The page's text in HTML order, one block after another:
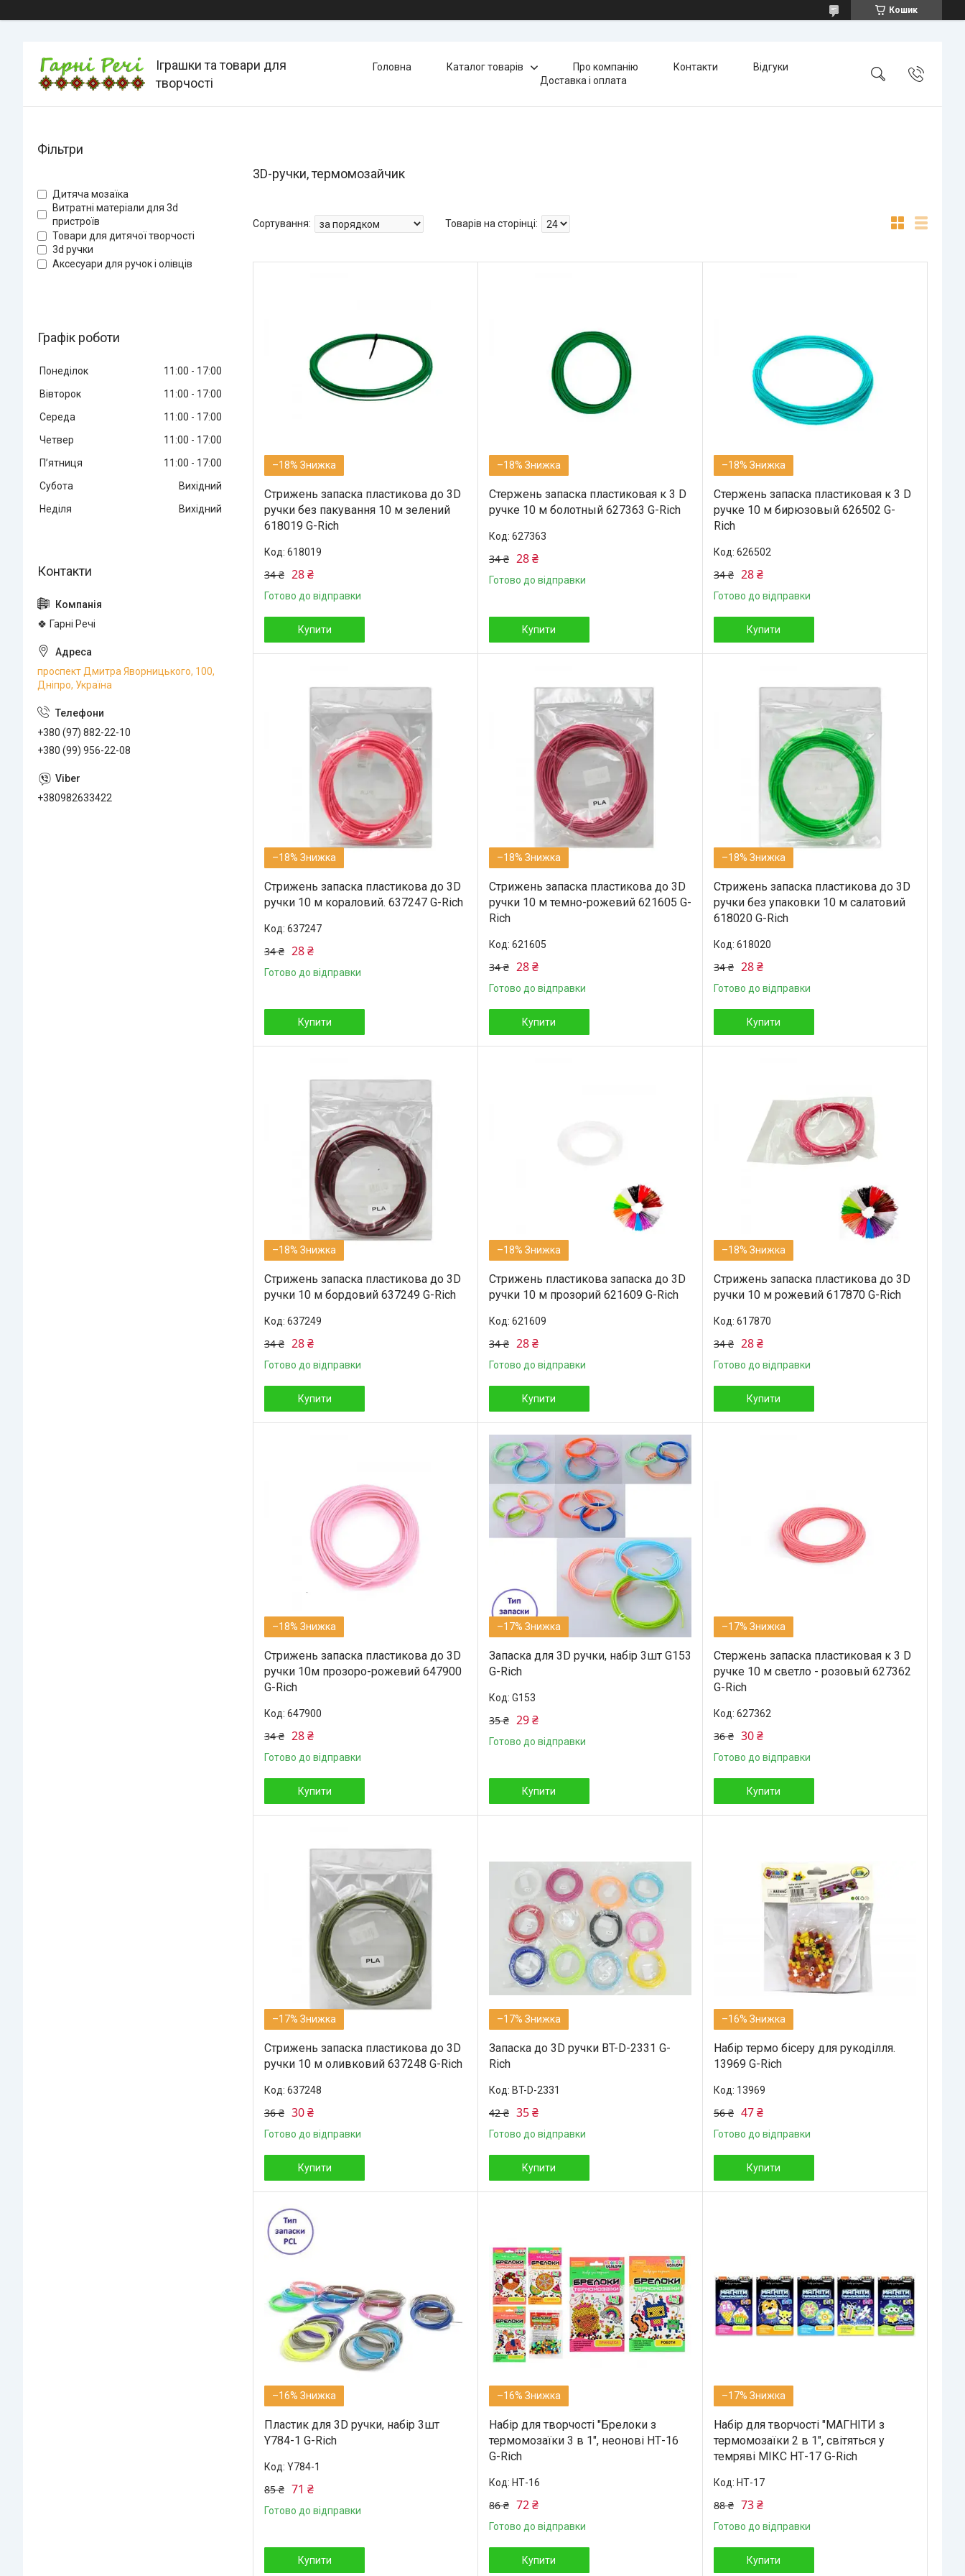
Кошик
Іграшки та товари для
творчості
Головна Каталог товарів Про компанію Контакти
Відгуки
Доставка і оплата
3D-ручки, термомозайчик
–18%
Стрижень запаска пластикова до 3D
ручки без пакування 10 м зелений
618019 G-Rich
618019
34 ₴ 28 ₴
Готово до відправки
Купити
–18%
Стержень запаска пластиковая к 3 D
ручке 10 м болотный 627363 G-Rich
627363
34 ₴ 28 ₴
Готово до відправки
Купити
–18%
Стержень запаска пластиковая к 3 D
ручке 10 м бирюзовый 626502 G-
Rich
626502
34 ₴ 28 ₴
Готово до відправки
Купити
–18%
Стрижень запаска пластикова до 3D
ручки 10 м кораловий. 637247 G-Rich
637247
34 ₴ 28 ₴
Готово до відправки
Купити
–18%
Стрижень запаска пластикова до 3D
ручки 10 м темно-рожевий 621605 G-
Rich
621605
34 ₴ 28 ₴
Готово до відправки
Купити
–18%
Стрижень запаска пластикова до 3D
ручки без упаковки 10 м салатовий
618020 G-Rich
618020
34 ₴ 28 ₴
Готово до відправки
Купити
–18%
Стрижень запаска пластикова до 3D
ручки 10 м бордовий 637249 G-Rich
637249
34 ₴ 28 ₴
Готово до відправки
Купити
–18%
Стрижень пластикова запаска до 3D
ручки 10 м прозорий 621609 G-Rich
621609
34 ₴ 28 ₴
Готово до відправки
Купити
–18%
Стрижень запаска пластикова до 3D
ручки 10 м рожевий 617870 G-Rich
617870
34 ₴ 28 ₴
Готово до відправки
Купити
–18%
Стрижень запаска пластикова до 3D
ручки 10м прозоро-рожевий 647900
G-Rich
647900
34 ₴ 28 ₴
Готово до відправки
Купити
–17%
Запаска для 3D ручки, набір 3шт G153
G-Rich
G153
35 ₴ 29 ₴
Готово до відправки
Купити
–17%
Стержень запаска пластиковая к 3 D
ручке 10 м светло - розовый 627362
G-Rich
627362
36 ₴ 30 ₴
Готово до відправки
Купити
–17%
Стрижень запаска пластикова до 3D
ручки 10 м оливковий 637248 G-Rich
637248
36 ₴ 30 ₴
Готово до відправки
Купити
–17%
Запаска до 3D ручки BT-D-2331 G-
Rich
BT-D-2331
42 ₴ 35 ₴
Готово до відправки
Купити
–16%
Набір термо бісеру для рукоділля.
13969 G-Rich
13969
56 ₴ 47 ₴
Готово до відправки
Купити
–16%
Пластик для 3D ручки, набір 3шт
Y784-1 G-Rich
Y784-1
85 ₴ 71 ₴
Готово до відправки
Купити
–16%
Набір для творчості "Брелоки з
термомозаїки 3 в 1", неонові НТ-16
G-Rich
НТ-16
86 ₴ 72 ₴
Готово до відправки
Купити
–17%
Набір для творчості "МАГНІТИ з
термомозаїки 2 в 1", світяться у
темряві МІКС НТ-17 G-Rich
НТ-17
88 ₴ 73 ₴
Готово до відправки
Купити
Фільтри
Дитяча мозаїка
Витратні матеріали для 3d
пристроїв
Товари для дитячої творчості
3d ручки
Аксесуари для ручок і олівців
Графік роботи
Понеділок 11:00
17:00
Вівторок
11:00
17:00
Середа
11:00
17:00
Четвер
11:00
17:00
Пʼятниця
11:00
17:00
Субота
Вихідний
Неділя
Вихідний
🍀 Гарні Речі
проспект Дмитра Яворницького, 100,
Дніпро, Україна
+380 (97) 882-22-10
+380 (99) 956-22-08
+380982633422